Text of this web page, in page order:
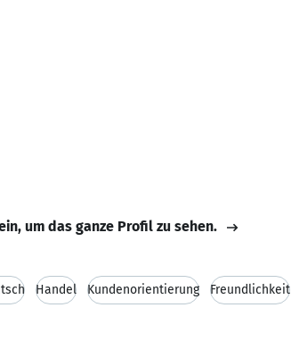
um das ganze Profil zu sehen.
Handel Kundenorientierung Freundlichkeit